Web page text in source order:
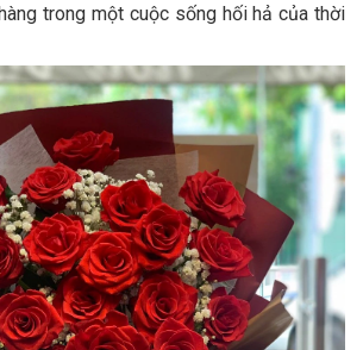
trong một cuộc sống hối hả của thời